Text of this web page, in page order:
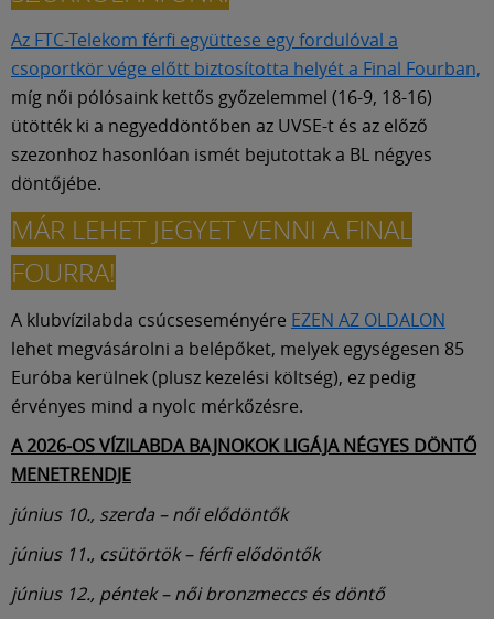
Az FTC-Telekom férfi együttese egy fordulóval a
csoportkör vége előtt biztosította helyét a Final Fourban,
míg női pólósaink kettős győzelemmel (16-9, 18-16)
ütötték ki a negyeddöntőben az UVSE-t és az előző
szezonhoz hasonlóan ismét bejutottak a BL négyes
döntőjébe.
MÁR LEHET JEGYET VENNI A FINAL
FOURRA!
A klubvízilabda csúcseseményére EZEN AZ OLDALON
lehet megvásárolni a belépőket, melyek egységesen 85
Euróba kerülnek (plusz kezelési költség), ez pedig
érvényes mind a nyolc mérkőzésre.
A 2026-OS VÍZILABDA BAJNOKOK LIGÁJA NÉGYES DÖNTŐ
MENETRENDJE
június 10., szerda – női elődöntők
június 11., csütörtök – férfi elődöntők
június 12., péntek – női bronzmeccs és döntő